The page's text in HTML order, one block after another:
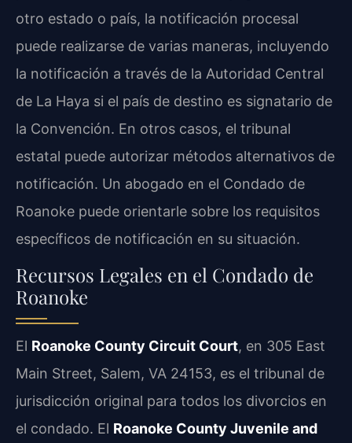
otro estado o país, la notificación procesal
puede realizarse de varias maneras, incluyendo
la notificación a través de la Autoridad Central
de La Haya si el país de destino es signatario de
la Convención. En otros casos, el tribunal
estatal puede autorizar métodos alternativos de
notificación. Un abogado en el Condado de
Roanoke puede orientarle sobre los requisitos
específicos de notificación en su situación.
Recursos Legales en el Condado de
Roanoke
El Roanoke County Circuit Court, en 305 East
Main Street, Salem, VA 24153, es el tribunal de
jurisdicción original para todos los divorcios en
el condado. El Roanoke County Juvenile and